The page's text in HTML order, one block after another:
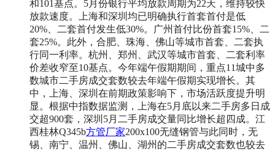
和101基点。5月份银行平均放款周期为22天，维持较快
放款速度。
上海和深圳均已明确执行首套首付是低
20%、二套首付发生低30%。广州首付比份首套15%、二
套25%。此外，合肥、珠海、佛山等城市首套、二套执
行同一利率。杭州、郑州、武汉等城市首套、二套利率
价差收窄至10基点。 今年端午假期期间，重点11城中多
数城市二手房成交套数较去年端午假期实现增长。其
中，上海、深圳在前期政策影响下，市场活跃度提升明
显。根据中指数据监测，上海在5月底以来二手房多日成
交超900套，深圳5月二手房成交量同比增长超四成。江
西桂林Q345b方管厂家200x100无缝钢管与此同时，无
锡、南宁、温州、佛山、湖州的二手房成交套数也较去